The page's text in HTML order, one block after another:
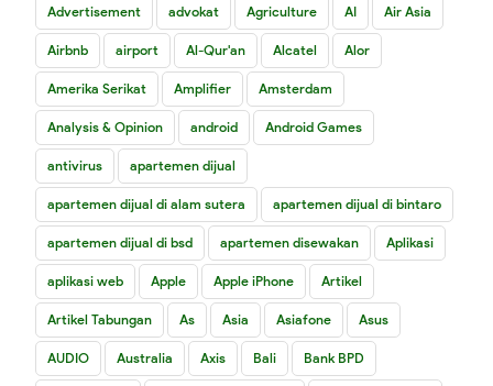
Advertisement advokat Agriculture AI Air Asia
Airbnb airport Al-Qur'an Alcatel Alor
Amerika Serikat Amplifier Amsterdam
Analysis & Opinion android Android Games
antivirus apartemen dijual
apartemen dijual di alam sutera apartemen dijual di bintaro
apartemen dijual di bsd apartemen disewakan Aplikasi
aplikasi web Apple Apple iPhone Artikel
Artikel Tabungan As Asia Asiafone Asus
AUDIO Australia Axis Bali Bank BPD